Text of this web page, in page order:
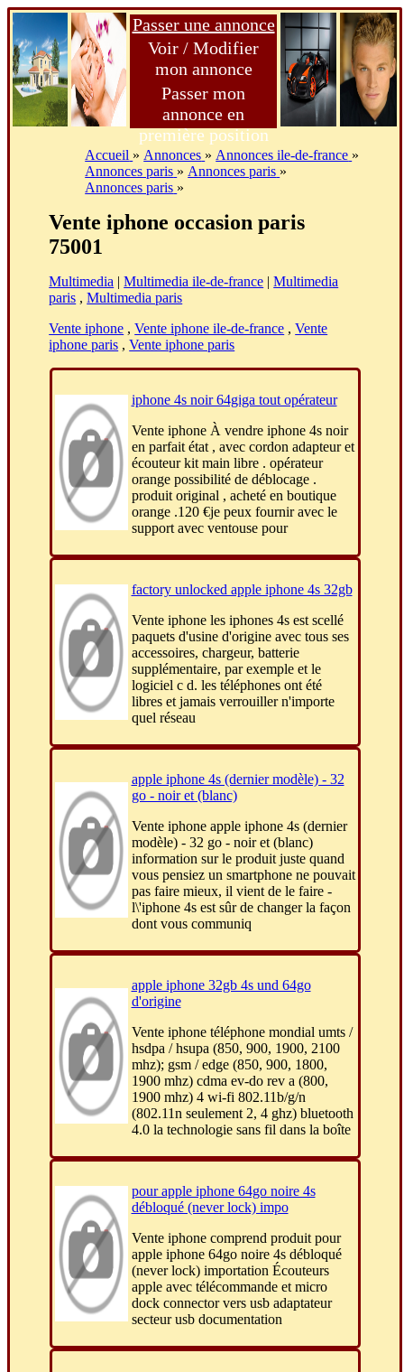
Passer une annonce
Voir / Modifier
mon annonce
Passer mon
annonce en
première position
Accueil » Annonces » Annonces ile-de-france »
Annonces paris » Annonces paris »
Annonces paris »
Vente iphone occasion paris
75001
Multimedia |Multimedia ile-de-france |Multimedia
paris ,Multimedia paris
Vente iphone ,Vente iphone ile-de-france ,Vente
iphone paris ,Vente iphone paris
iphone 4s noir 64giga tout opérateur
Vente iphone À vendre iphone 4s noir
en parfait état , avec cordon adapteur et
écouteur kit main libre . opérateur
orange possibilité de déblocage .
produit original , acheté en boutique
orange .120 €je peux fournir avec le
support avec ventouse pour
factory unlocked apple iphone 4s 32gb
Vente iphone les iphones 4s est scellé
paquets d'usine d'origine avec tous ses
accessoires, chargeur, batterie
supplémentaire, par exemple et le
logiciel c d. les téléphones ont été
libres et jamais verrouiller n'importe
quel réseau
apple iphone 4s (dernier modèle) - 32
go - noir et (blanc)
Vente iphone apple iphone 4s (dernier
modèle) - 32 go - noir et (blanc)
information sur le produit juste quand
vous pensiez un smartphone ne pouvait
pas faire mieux, il vient de le faire -
l\'iphone 4s est sûr de changer la façon
dont vous communiq
apple iphone 32gb 4s und 64go
d'origine
Vente iphone téléphone mondial umts /
hsdpa / hsupa (850, 900, 1900, 2100
mhz); gsm / edge (850, 900, 1800,
1900 mhz) cdma ev-do rev a (800,
1900 mhz) 4 wi-fi 802.11b/g/n
(802.11n seulement 2, 4 ghz) bluetooth
4.0 la technologie sans fil dans la boîte
pour apple iphone 64go noire 4s
débloqué (never lock) impo
Vente iphone comprend produit pour
apple iphone 64go noire 4s débloqué
(never lock) importation Écouteurs
apple avec télécommande et micro
dock connector vers usb adaptateur
secteur usb documentation